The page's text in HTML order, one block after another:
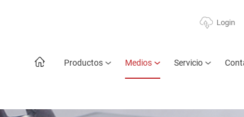
Login
Productos Medios Servicio